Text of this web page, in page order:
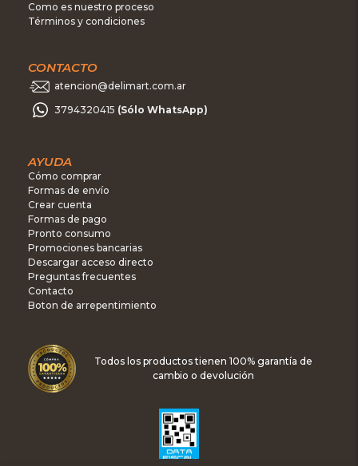
Como es nuestro proceso
Términos y condiciones
CONTACTO
atencion@delimart.com.ar
3794320415 (Sólo WhatsApp)
AYUDA
Cómo comprar
Formas de envío
Crear cuenta
Formas de pago
Pronto consumo
Promociones bancarias
Descargar acceso directo
Preguntas frecuentes
Contacto
Boton de arrepentimiento
Todos los productos tienen 100% garantía de
cambio o devolución